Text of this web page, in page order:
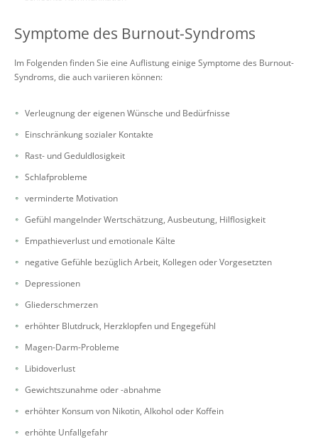
Symptome des Burnout-Syndroms
Im Folgenden finden Sie eine Auflistung einige Symptome des Burnout-
Syndroms, die auch variieren können:
Verleugnung der eigenen Wünsche und Bedürfnisse
Einschränkung sozialer Kontakte
Rast- und Geduldlosigkeit
Schlafprobleme
verminderte Motivation
Gefühl mangelnder Wertschätzung, Ausbeutung, Hilflosigkeit
Empathieverlust und emotionale Kälte
negative Gefühle bezüglich Arbeit, Kollegen oder Vorgesetzten
Depressionen
Gliederschmerzen
erhöhter Blutdruck, Herzklopfen und Engegefühl
Magen-Darm-Probleme
Libidoverlust
Gewichtszunahme oder -abnahme
erhöhter Konsum von Nikotin, Alkohol oder Koffein
erhöhte Unfallgefahr